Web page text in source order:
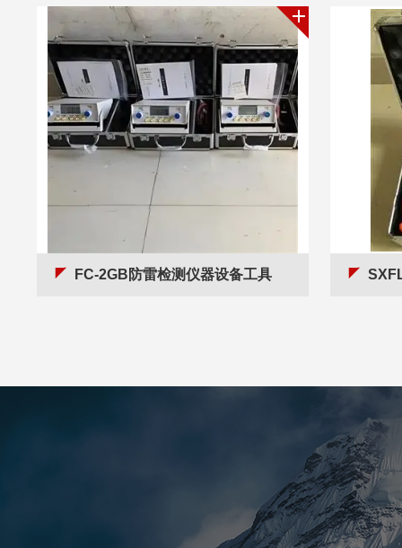
FC-2GB防雷检测仪器设备工具